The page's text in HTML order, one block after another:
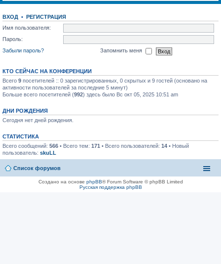
ВХОД • РЕГИСТРАЦИЯ
Имя пользователя:
Пароль:
Забыли пароль?
Запомнить меня
КТО СЕЙЧАС НА КОНФЕРЕНЦИИ
Всего 9 посетителей :: 0 зарегистрированных, 0 скрытых и 9 гостей (основано на
активности пользователей за последние 5 минут)
Больше всего посетителей (992) здесь было Вс окт 05, 2025 10:51 am
ДНИ РОЖДЕНИЯ
Сегодня нет дней рождения.
СТАТИСТИКА
Всего сообщений: 566 • Всего тем: 171 • Всего пользователей: 14 • Новый
пользователь: skuLL
Список форумов
Создано на основе phpBB® Forum Software © phpBB Limited
Русская поддержка phpBB